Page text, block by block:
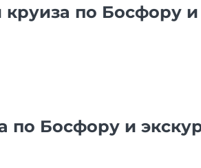
по Босфору и
по Босфору и